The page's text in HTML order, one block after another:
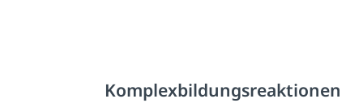
Komplexbildungsreaktionen